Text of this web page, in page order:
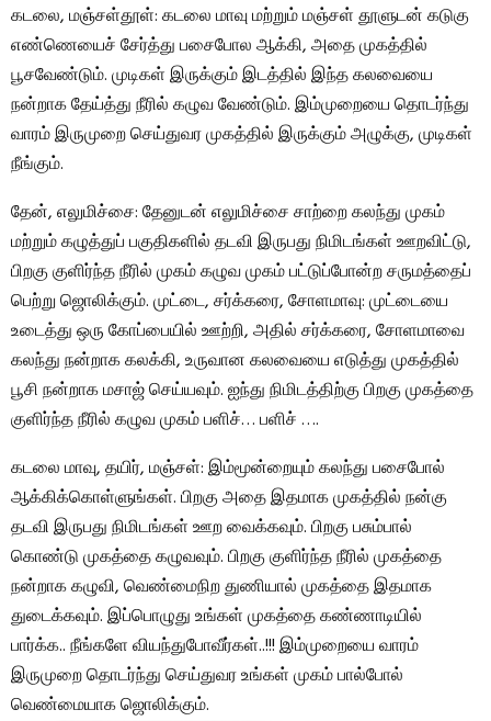
கடலை, மஞ்சள்தூள்: கடலை மாவு மற்றும் மஞ்சள் தூளுடன் கடுகு
எண்ணெயைச் சேர்த்து பசைபோல ஆக்கி, அதை முகத்தில்
பூசவேண்டும். முடிகள் இருக்கும் இடத்தில் இந்த கலவையை
நன்றாக தேய்த்து நீரில் கழுவ வேண்டும். இம்முறையை தொடர்ந்து
வாரம் இருமுறை செய்துவர முகத்தில் இருக்கும் அழுக்கு, முடிகள்
நீங்கும்.
தேன், எலுமிச்சை: தேனுடன் எலுமிச்சை சாற்றை கலந்து முகம்
மற்றும் கழுத்துப் பகுதிகளில் தடவி இருபது நிமிடங்கள் ஊறவிட்டு,
பிறகு குளிர்ந்த நீரில் முகம் கழுவ முகம் பட்டுப்போன்ற சருமத்தைப்
பெற்று ஜொலிக்கும். முட்டை, சர்க்கரை, சோளமாவு: முட்டையை
உடைத்து ஒரு கோப்பையில் ஊற்றி, அதில் சர்க்கரை, சோளமாவை
கலந்து நன்றாக கலக்கி, உருவான கலவையை எடுத்து முகத்தில்
பூசி நன்றாக மசாஜ் செய்யவும். ஐந்து நிமிடத்திற்கு பிறகு முகத்தை
குளிர்ந்த நீரில் கழுவ முகம் பளிச்… பளிச் ….
கடலை மாவு, தயிர், மஞ்சள்: இம்மூன்றையும் கலந்து பசைபோல்
ஆக்கிக்கொள்ளுங்கள். பிறகு அதை இதமாக முகத்தில் நன்கு
தடவி இருபது நிமிடங்கள் ஊற வைக்கவும். பிறகு பசும்பால்
கொண்டு முகத்தை கழுவவும். பிறகு குளிர்ந்த நீரில் முகத்தை
நன்றாக கழுவி, வெண்மைநிற துணியால் முகத்தை இதமாக
துடைக்கவும். இப்பொழுது உங்கள் முகத்தை கண்ணாடியில்
பார்க்க.. நீங்களே வியந்துபோவீர்கள்..!!! இம்முறையை வாரம்
இருமுறை தொடர்ந்து செய்துவர உங்கள் முகம் பால்போல்
வெண்மையாக ஜொலிக்கும்.